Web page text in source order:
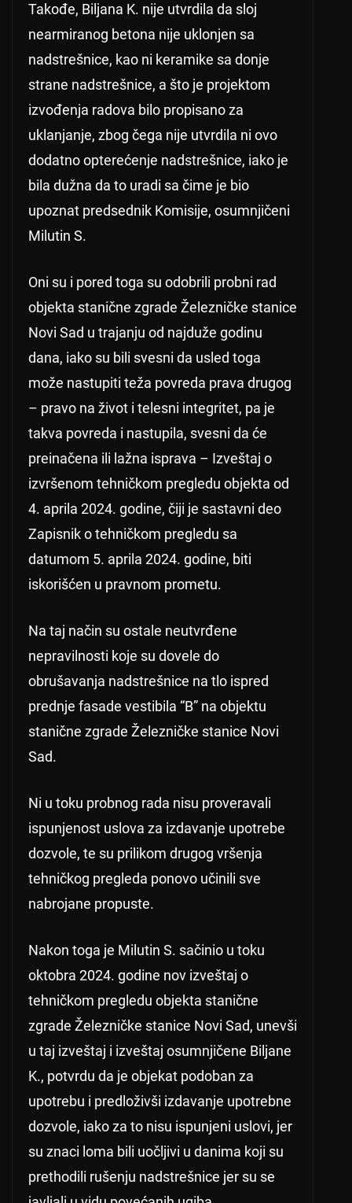
Takođe, Biljana K. nije utvrdila da sloj
nearmiranog betona nije uklonjen sa
nadstrešnice, kao ni keramike sa donje
strane nadstrešnice, a što je projektom
izvođenja radova bilo propisano za
uklanjanje, zbog čega nije utvrdila ni ovo
dodatno opterećenje nadstrešnice, iako je
bila dužna da to uradi sa čime je bio
upoznat predsednik Komisije, osumnjičeni
Milutin S.
Oni su i pored toga su odobrili probni rad
objekta stanične zgrade Železničke stanice
Novi Sad u trajanju od najduže godinu
dana, iako su bili svesni da usled toga
može nastupiti teža povreda prava drugog
– pravo na život i telesni integritet, pa je
takva povreda i nastupila, svesni da će
preinačena ili lažna isprava – Izveštaj o
izvršenom tehničkom pregledu objekta od
4. aprila 2024. godine, čiji je sastavni deo
Zapisnik o tehničkom pregledu sa
datumom 5. aprila 2024. godine, biti
iskorišćen u pravnom prometu.
Na taj način su ostale neutvrđene
nepravilnosti koje su dovele do
obrušavanja nadstrešnice na tlo ispred
prednje fasade vestibila “B” na objektu
stanične zgrade Železničke stanice Novi
Sad.
Ni u toku probnog rada nisu proveravali
ispunjenost uslova za izdavanje upotrebe
dozvole, te su prilikom drugog vršenja
tehničkog pregleda ponovo učinili sve
nabrojane propuste.
Nakon toga je Milutin S. sačinio u toku
oktobra 2024. godine nov izveštaj o
tehničkom pregledu objekta stanične
zgrade Železničke stanice Novi Sad, unevši
u taj izveštaj i izveštaj osumnjičene Biljane
K., potvrdu da je objekat podoban za
upotrebu i predloživši izdavanje upotrebne
dozvole, iako za to nisu ispunjeni uslovi, jer
su znaci loma bili uočljivi u danima koji su
prethodili rušenju nadstrešnice jer su se